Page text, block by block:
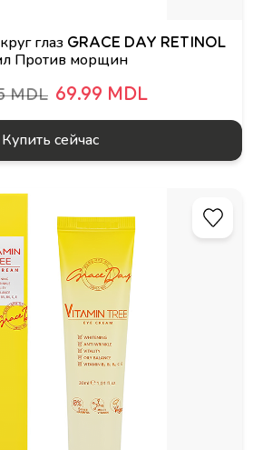
глаз GRACE DAY RETINOL
Против морщин
MDL 69.99 MDL
Купить сейчас